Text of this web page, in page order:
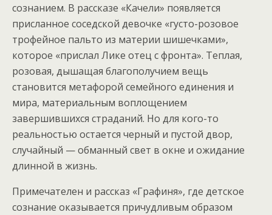
сознанием. В рассказе «Качели» появляется
присланное соседской девочке «густо-розовое
трофейное пальто из материи шишечками»,
которое «прислал Лике отец с фронта». Теплая,
розовая, дышащая благополучием вещь
становится метафорой семейного единения и
мира, материальным воплощением
завершившихся страданий. Но для кого-то
реальностью остается черный и пустой двор,
случайный — обманный свет в окне и ожидание
длинной в жизнь.
Примечателен и рассказ «Графиня», где детское
сознание оказывается причудливым образом